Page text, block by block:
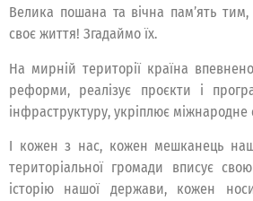
Велика пошана та вічна пам’ять тим,
своє життя! Згадаймо їх.
На мирній території країна
реформи, реалізує проєкти і
інфраструктуру, укріплює міжнародне
І кожен з нас, кожен мешканець
територіальної громади вписує
історію нашої держави, кожен